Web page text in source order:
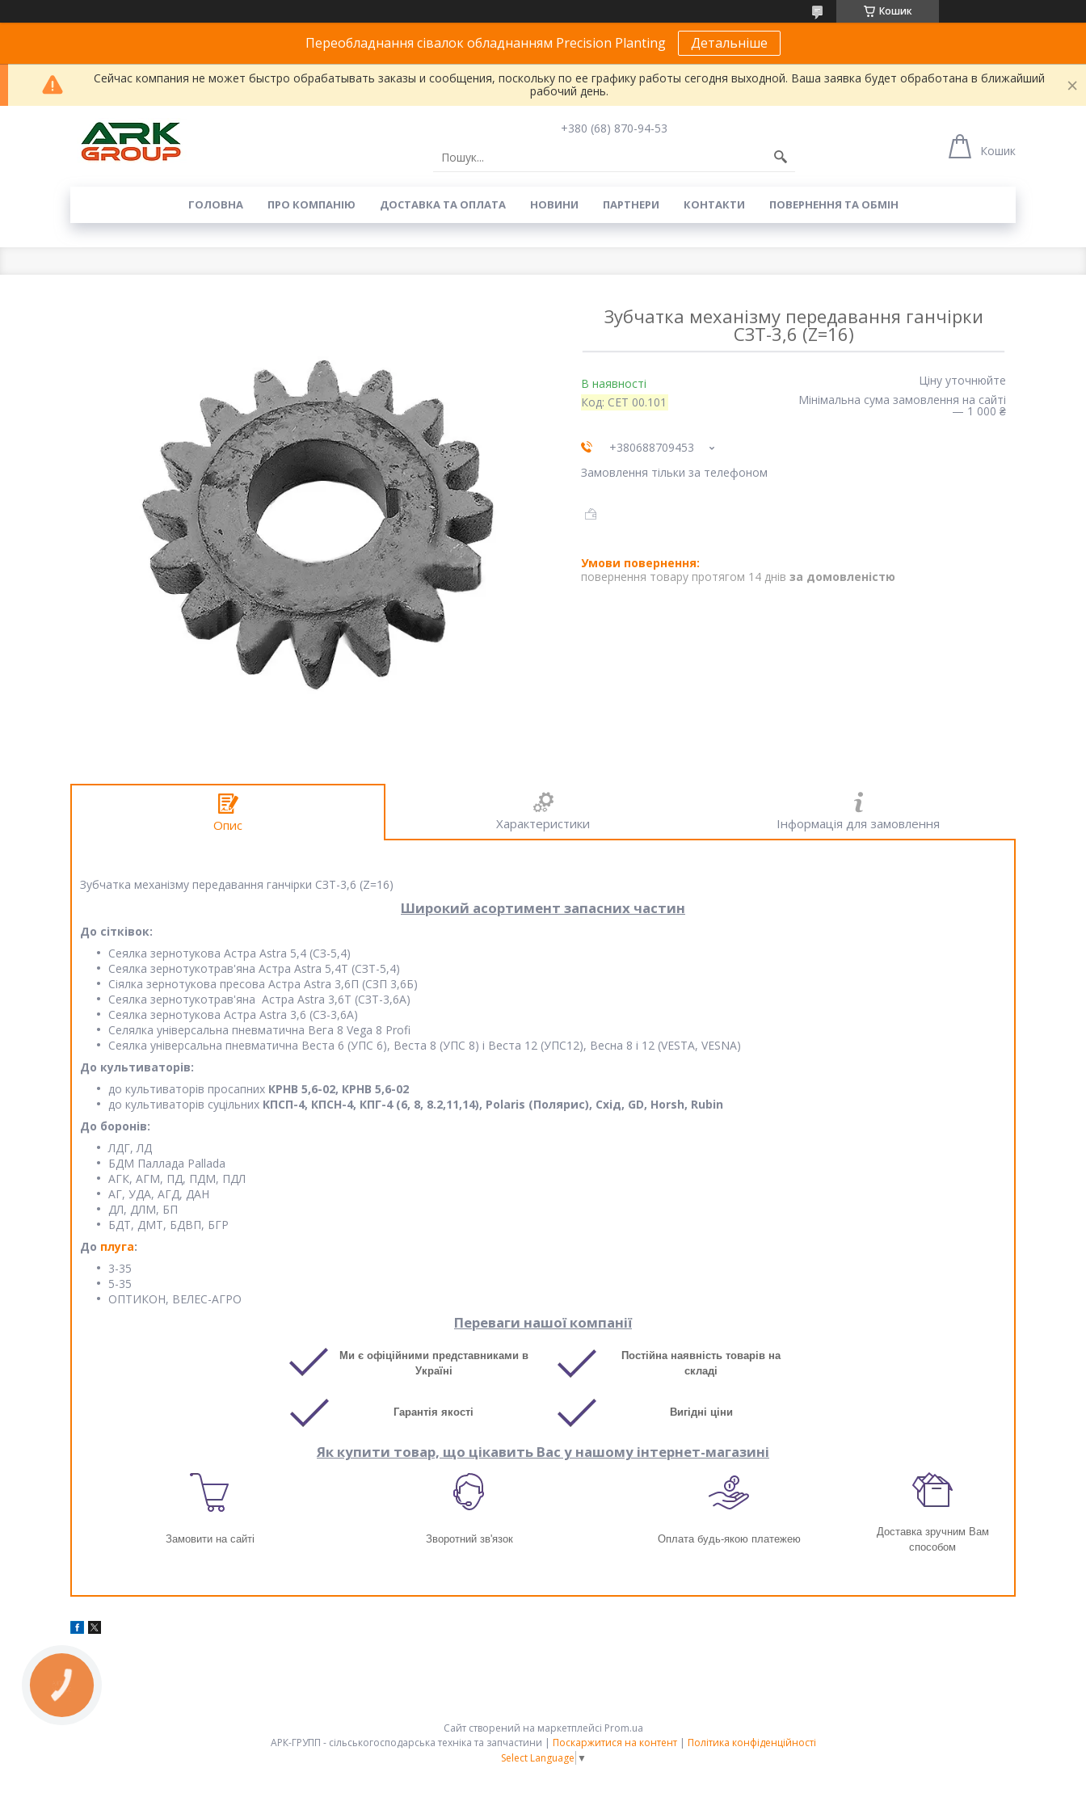
Кошик
Переобладнання сівалок обладнанням Precision Planting Детальніше
Сейчас компания не может быстро обрабатывать заказы и сообщения, поскольку по ее графику работы сегодня выходной. Ваша заявка будет обработана в ближайший
рабочий день.
+380 (68) 870-94-53
Кошик
ГОЛОВНА ПРО КОМПАНІЮ ДОСТАВКА ТА ОПЛАТА НОВИНИ ПАРТНЕРИ КОНТАКТИ ПОВЕРНЕННЯ ТА ОБМІН
Зубчатка механізму передавання ганчірки
СЗТ-3,6 (Z=16)
В наявності
Код: СЕТ 00.101
Ціну уточнюйте
Мінімальна сума замовлення на сайті
— 1 000 ₴
+380688709453
Замовлення тільки за телефоном
повернення товару протягом 14 днів за домовленістю
Опис Характеристики Інформація для замовлення
Зубчатка механізму передавання ганчірки СЗТ-3,6 (Z=16)
Широкий асортимент запасних частин
До сітківок:
Сеялка зернотукова Астра Astra 5,4 (СЗ-5,4)
Сеялка зернотукотрав'яна Астра Astra 5,4Т (СЗТ-5,4)
Сіялка зернотукова пресова Астра Astra 3,6П (СЗП 3,6Б)
Сеялка зернотукотрав'яна Астра Astra 3,6Т (СЗТ-3,6А)
Сеялка зернотукова Астра Astra 3,6 (СЗ-3,6А)
Селялка універсальна пневматична Вега 8 Vega 8 Profi
Сеялка універсальна пневматична Веста 6 (УПС 6), Веста 8 (УПС 8) і Веста 12 (УПС12), Весна 8 і 12 (VESTA, VESNA)
До культиваторів:
до культиваторів просапних КРНВ 5,6-02, КРНВ 5,6-02
до культиваторів суцільних КПСП-4, КПСН-4, КПГ-4 (6, 8, 8.2,11,14), Polaris (Полярис), Схід, GD, Horsh, Rubin
До боронів:
ЛДГ, ЛД
БДМ Паллада Pallada
АГК, АГМ, ПД, ПДМ, ПДЛ
АГ, УДА, АГД, ДАН
ДЛ, ДЛМ, БП
БДТ, ДМТ, БДВП, БГР
До плуга:
3-35
5-35
ОПТИКОН, ВЕЛЕС-АГРО
Переваги нашої компанії
Ми є офіційними представниками в
Україні
Постійна наявність товарів на
складі
Гарантія якості Вигідні ціни
Як купити товар, що цікавить Вас у нашому інтернет-магазині
Замовити на сайті Зворотний зв'язок Оплата будь-якою платежею
Доставка зручним Вам
способом
Сайт створений на маркетплейсі Prom.ua
АРК-ГРУПП - сільськогосподарська техніка та запчастини | Поскаржитися на контент | Політика конфіденційності
Select Language ▼
КНОПКА
ЗВ'ЯЗКУ